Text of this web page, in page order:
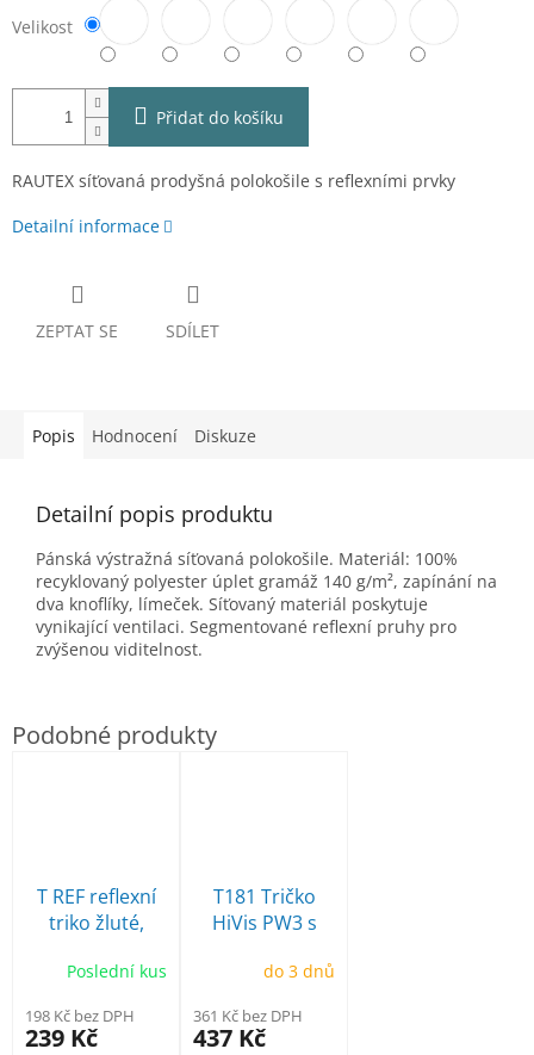
Velikost
Přidat do košíku
RAUTEX síťovaná prodyšná polokošile s reflexními prvky
Detailní informace
ZEPTAT SE SDÍLET
Popis Hodnocení Diskuze
Detailní popis produktu
Pánská výstražná síťovaná polokošile. Materiál: 100%
recyklovaný polyester úplet gramáž 140 g/m², zapínání na
dva knoflíky, límeček. Síťovaný materiál poskytuje
vynikající ventilaci. Segmentované reflexní pruhy pro
zvýšenou viditelnost.
T REF reflexní
triko žluté,
pruhy
Poslední kus
198 Kč bez DPH
239 Kč
T181 Tričko
HiVis PW3 s
pruhy
do 3 dnů
361 Kč bez DPH
437 Kč